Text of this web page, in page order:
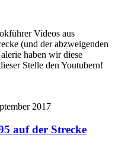
Videos aus
(und der abzweigenden
haben wir diese
Stelle den Youtubern!
2017
auf der Strecke